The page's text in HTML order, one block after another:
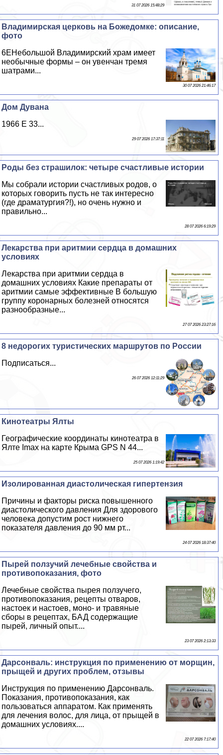
31 07 2026 15:48:29
Владимирская церковь на Божедомке: описание,
фото
6EНебольшой Владимирский храм имеет
необычные формы – он увенчан тремя
шатрами...
30 07 2026 21:46:17
Дом Дувана
1966 E 33...
29 07 2026 17:37:11
Роды без страшилок: четыре счастливые истории
Мы собрали истории счастливых родов, о
которых говорить пусть не так интересно
(где драматургия?!), но очень нужно и
правильно...
28 07 2026 6:19:29
Лекарства при аритмии сердца в домашних
условиях
Лекарства при аритмии сердца в
домашних условиях Какие препараты от
аритмии самые эффективные В большую
группу коронарных болезней относятся
разнообразные...
27 07 2026 23:27:16
8 недорогих туристических маршрутов по России
Подписаться...
26 07 2026 12:11:29
Кинотеатры Ялты
Географические координаты кинотеатра в
Ялте Imax на карте Крыма GPS N 44...
25 07 2026 1:19:42
Изолированная диастолическая гипертензия
Причины и факторы риска повышенного
диастолического давления Для здорового
человека допустим рост нижнего
показателя давления до 90 мм рт...
24 07 2026 18:37:40
Пырей ползучий лечебные свойства и
противопоказания, фото
Лечебные свойства пырея ползучего,
противопоказания, рецепты отваров,
настоек и настоев, моно- и травяные
сборы в рецептах, БАД содержащие
пырей, личный опыт....
23 07 2026 2:13:33
Дарсонваль: инструкция по применению от морщин,
прыщей и других проблем, отзывы
Инструкция по применению Дарсонваль.
Показания, противопоказания, как
пользоваться аппаратом. Как применять
для лечения волос, для лица, от прыщей в
домашних условиях....
22 07 2026 7:17:40